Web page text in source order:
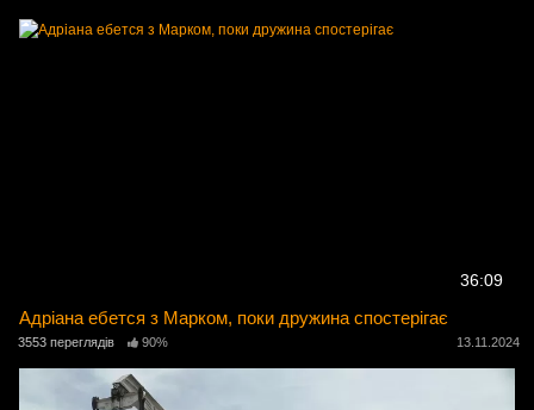
36:09
Адріана ебется з Марком, поки дружина спостерігає
3553 переглядів 90% 13.11.2024